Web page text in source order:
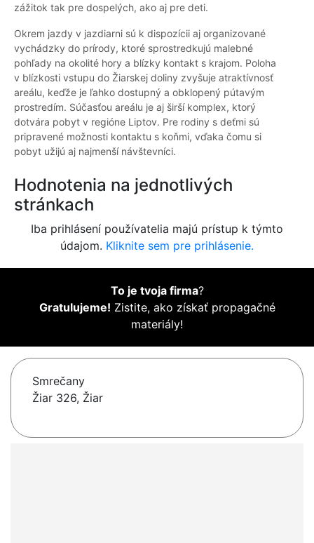
zážitok tak pre dospelých, ako aj pre deti.
Okrem jazdy v jazdiarni sú k dispozícii aj organizované
vychádzky do prírody, ktoré sprostredkujú malebné
pohľady na okolité hory a blízky kontakt s krajom. Poloha
v blízkosti vstupu do Žiarskej doliny zvyšuje atraktívnosť
areálu, keďže je ľahko dostupný a obklopený pútavým
prostredím. Súčasťou areálu je aj širší komplex, ktorý
dotvára pobyt v regióne Liptov. Pre rodiny s deťmi sú
pripravené možnosti kontaktu s koňmi, vďaka čomu si
pobyt užijú aj najmenší návštevníci.
Hodnotenia na jednotlivých
stránkach
Iba prihlásení používatelia majú prístup k týmto
údajom. Kliknite sem pre prihlásenie.
To je tvoja firma?
Gratulujeme! Zistite, ako získať propagačné
materiály!
Smrečany
Žiar 326, Žiar